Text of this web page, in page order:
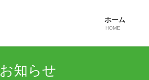
ホーム
HOME
お知らせ